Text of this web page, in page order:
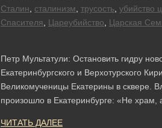
Сталин
сталинизм трусость убийство
Спасителя
Цареубийство Царская
Петр Мультатули: Остановить гидру
Екатеринбургского и Верхотурского
Великомученицы Екатерины в сквере.
произошло в Екатеринбурге: «Не храм,
ЧИТАТЬ ДАЛЕЕ